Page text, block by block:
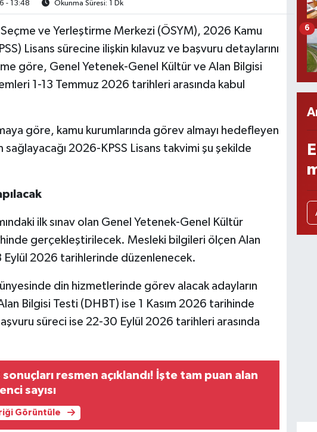
- 13:48 Okunma Süresi: 1 Dk
ve Yerleştirme Merkezi (ÖSYM), 2026 Kamu
Lisans sürecine ilişkin kılavuz ve başvuru detaylarını
göre, Genel Yetenek-Genel Kültür ve Alan Bilgisi
1-13 Temmuz 2026 tarihleri arasında kabul
göre, kamu kurumlarında görev almayı hedefleyen
sağlayacağı 2026-KPSS Lisans takvimi şu şekilde
ilk sınav olan Genel Yetenek-Genel Kültür
gerçekleştirilecek. Mesleki bilgileri ölçen Alan
Eylül 2026 tarihlerinde düzenlenecek.
din hizmetlerinde görev alacak adayların
Bilgisi Testi (DHBT) ise 1 Kasım 2026 tarihinde
süreci ise 22-30 Eylül 2026 tarihleri arasında
sonuçları resmen açıklandı! İşte tam puan alan
sayısı
Görüntüle
6